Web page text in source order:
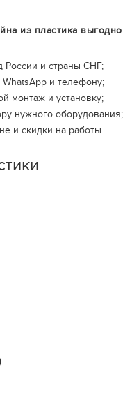
из пластика выгодно
России и страны СНГ;
и телефону;
монтаж и установку;
нужного оборудования;
и скидки на работы.